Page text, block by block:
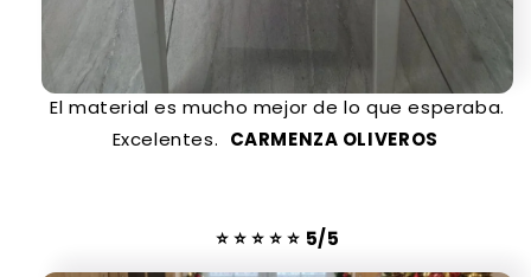
El material es mucho mejor de lo que esperaba.
Excelentes. CARMENZA OLIVEROS
⭐⭐⭐⭐⭐ 5/5